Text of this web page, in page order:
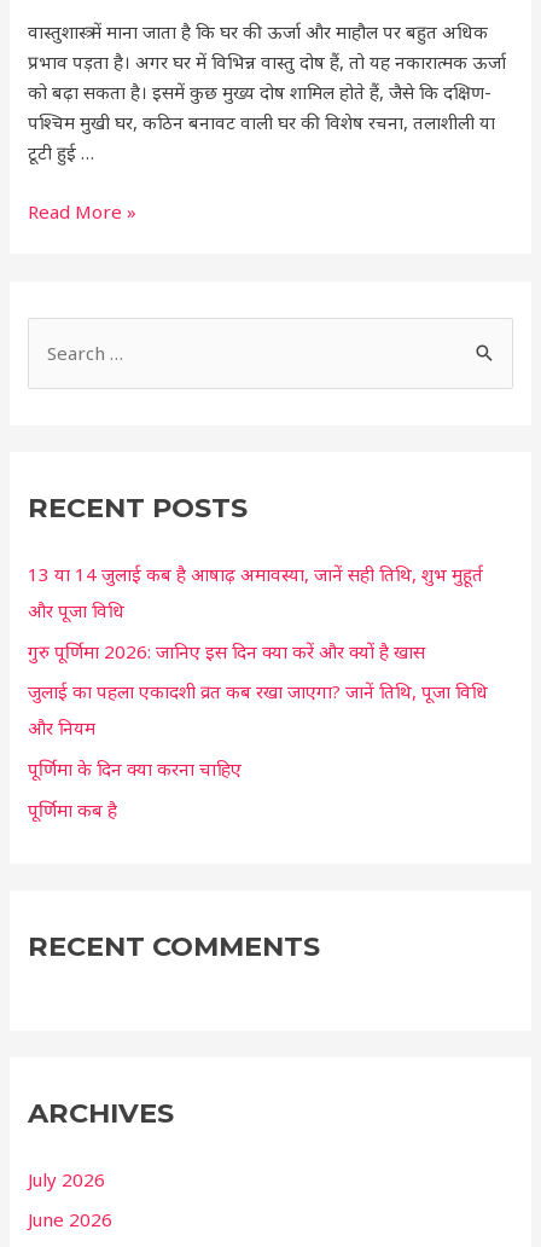
वास्तुशास्त्र में माना जाता है कि घर की ऊर्जा और माहौल पर बहुत अधिक
प्रभाव पड़ता है। अगर घर में विभिन्न वास्तु दोष हैं, तो यह नकारात्मक ऊर्जा
को बढ़ा सकता है। इसमें कुछ मुख्य दोष शामिल होते हैं, जैसे कि दक्षिण-
पश्चिम मुखी घर, कठिन बनावट वाली घर की विशेष रचना, तलाशीली या
टूटी हुई …
Read More »
e
c
f
o
r
:
RECENT POSTS
13 या 14 जुलाई कब है आषाढ़ अमावस्या, जानें सही तिथि, शुभ मुहूर्त
और पूजा विधि
गुरु पूर्णिमा 2026: जानिए इस दिन क्या करें और क्यों है खास
जुलाई का पहला एकादशी व्रत कब रखा जाएगा? जानें तिथि, पूजा विधि
और नियम
पूर्णिमा के दिन क्या करना चाहिए
पूर्णिमा कब है
RECENT COMMENTS
ARCHIVES
July 2026
June 2026